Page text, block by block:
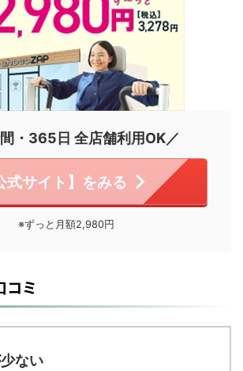
・365日 全店舗利用OK／
式サイト】をみる
※ずっと月額2,980円
コミ
ない